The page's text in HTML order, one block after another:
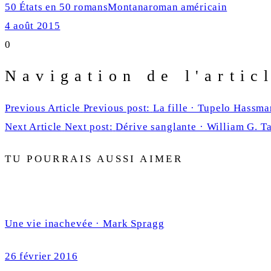
50 États en 50 romansMontanaroman américain
4 août 2015
0
Navigation de
Previous Article Previous post: La fille · Tupelo
Next Article Next post: Dérive sanglante · William G.
TU POURRAIS AUSSI AIMER
Une vie inachevée · Mark Spragg
26 février 2016